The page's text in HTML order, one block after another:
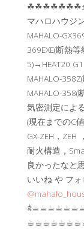
マハロハウジ
MAHALO-
369EXE(断熱
5)→HEAT20 G1
MAHALO-
MAHALO-358(
気密測定によ
(現在までのC
GX-ZEH，
耐火構造，
良かったなと
いいね や フ